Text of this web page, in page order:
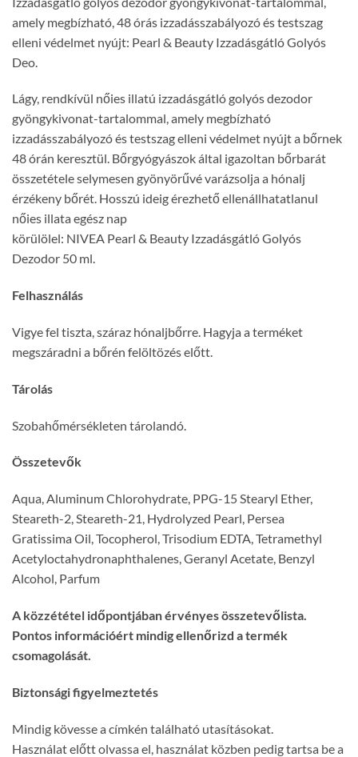
amely megbízható, 48 órás izzadásszabályozó és testszag
elleni védelmet nyújt: Pearl & Beauty Izzadásgátló Golyós
Deo.
Lágy, rendkívül nőies illatú izzadásgátló golyós dezodor
gyöngykivonat-tartalommal, amely megbízható
izzadásszabályozó és testszag elleni védelmet nyújt a bőrnek
48 órán keresztül. Bőrgyógyászok által igazoltan bőrbarát
összetétele selymesen gyönyörűvé varázsolja a hónalj
érzékeny bőrét. Hosszú ideig érezhető ellenállhatatlanul
nőies illata egész nap
körülölel: NIVEA Pearl & Beauty Izzadásgátló Golyós
Dezodor 50 ml.
Felhasználás
Vigye fel tiszta, száraz hónaljbőrre. Hagyja a terméket
megszáradni a bőrén felöltözés előtt.
Tárolás
Szobahőmérsékleten tárolandó.
Összetevők
Aqua, Aluminum Chlorohydrate, PPG-15 Stearyl Ether,
Steareth-2, Steareth-21, Hydrolyzed Pearl, Persea
Gratissima Oil, Tocopherol, Trisodium EDTA, Tetramethyl
Acetyloctahydronaphthalenes, Geranyl Acetate, Benzyl
Alcohol, Parfum
A közzététel időpontjában érvényes összetevőlista.
Pontos információért mindig ellenőrizd a termék
csomagolását.
Biztonsági figyelmeztetés
Mindig kövesse a címkén található utasításokat.
Használat előtt olvassa el, használat közben pedig tartsa be a